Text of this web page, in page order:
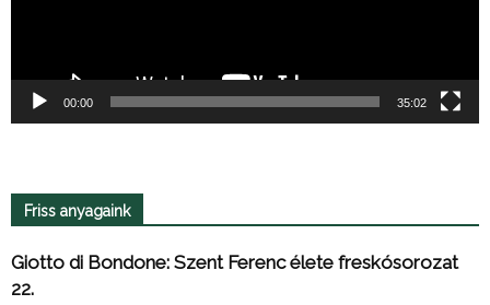
00:00 35:02
Friss anyagaink
Giotto di Bondone: Szent Ferenc élete freskósorozat
22.